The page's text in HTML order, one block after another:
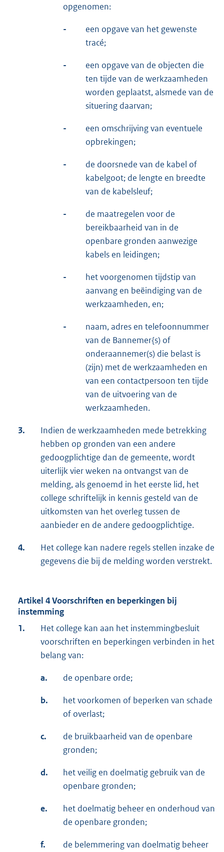
opgenomen:
-
een opgave van het gewenste
tracé;
-
een opgave van de objecten die
ten tijde van de werkzaamheden
worden geplaatst, alsmede van de
situering daarvan;
-
een omschrijving van eventuele
opbrekingen;
-
de doorsnede van de kabel of
kabelgoot; de lengte en breedte
van de kabelsleuf;
-
de maatregelen voor de
bereikbaarheid van in de
openbare gronden aanwezige
kabels en leidingen;
-
het voorgenomen tijdstip van
aanvang en beëindiging van de
werkzaamheden, en;
-
naam, adres en telefoonnummer
van de Bannemer{s) of
onderaannemer(s) die belast is
(zijn) met de werkzaamheden en
van een contactpersoon ten tijde
van de uitvoering van de
werkzaamheden.
3.
Indien de werkzaamheden mede betrekking
hebben op gronden van een andere
gedoogplichtige dan de gemeente, wordt
uiterlijk vier weken na ontvangst van de
melding, als genoemd in het eerste lid, het
college schriftelijk in kennis gesteld van de
uitkomsten van het overleg tussen de
aanbieder en de andere gedoogplichtige.
4.
Het college kan nadere regels stellen inzake de
gegevens die bij de melding worden verstrekt.
Artikel 4 Voorschriften en beperkingen bij
instemming
1.
Het college kan aan het instemmingbesluit
voorschriften en beperkingen verbinden in het
belang van:
a. de openbare orde;
b.
het voorkomen of beperken van schade
of overlast;
c.
de bruikbaarheid van de openbare
gronden;
d.
het veilig en doelmatig gebruik van de
openbare gronden;
e.
het doelmatig beheer en onderhoud van
de openbare gronden;
f. de belemmering van doelmatig beheer